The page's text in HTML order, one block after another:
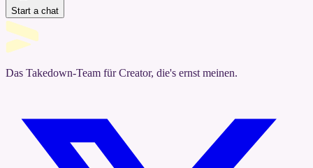
Start a chat
Das Takedown-Team für Creator, die's ernst meinen.